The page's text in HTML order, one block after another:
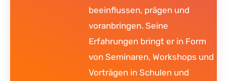
beeinflussen, prägen und
voranbringen. Seine
Erfahrungen bringt er in Form
von Seminaren, Workshops und
Vorträgen in Schulen und